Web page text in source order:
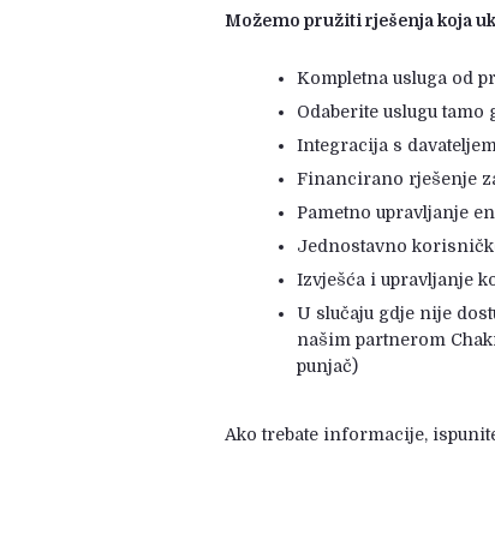
Možemo pružiti rješenja koja
Kompletna usluga od
Odaberite uslugu tamo
Integracija s
Financirano rješenje
Pametno upravljanje
Jednostavno
Izvješća i upravljanje
U slučaju gdje nije
našim partnerom
punjač)
Ako trebate informacije,